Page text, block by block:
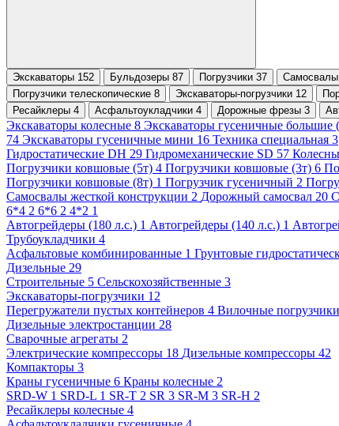
Экскаваторы 152 Бульдозеры 87 Погрузчики 37
Погрузчики телескопические 8
Экскаваторы-погрузчики 12
Ресайклеры 4
Асфальтоукладчики 4 Дорожные фрезы 3
Экскаваторы колесные 8 Экскаваторы гусеничные большие
74 Экскаваторы гусеничные мини 16 Техника специальная 3
Гидростатические DH 29 Гидромеханические SD 57
Погрузчики ковшовые (5т) 4 Погрузчики ковшовые (3т) 6
Погрузчики ковшовые (8т) 1 Погрузчик гусеничный 2
Самосвалы жесткой конструкции 2 Дорожный самосвал 20
6*4 2 6*6 2 4*2 1
Автогрейдеры (180 л.с.) 1 Автогрейдеры (140 л.с.) 1
Трубоукладчики 4
Асфальтовые комбинированные 1 Грунтовые
Дизельные 29
Строительные 5 Сельскохозяйственные 3
Экскаваторы-погрузчики 12
Перегружатели пустых контейнеров 4 Вилочные
Дизельные электростанции 28
Сварочные агрегаты 2
Электрические компрессоры 18 Дизельные компрессоры 42
Компакторы 3
Краны гусеничные 6 Краны колесные 2
SRD-W 1 SRD-L 1 SR-T 2 SR 3 SR-M 3 SR-H 2
Ресайклеры колесные 4